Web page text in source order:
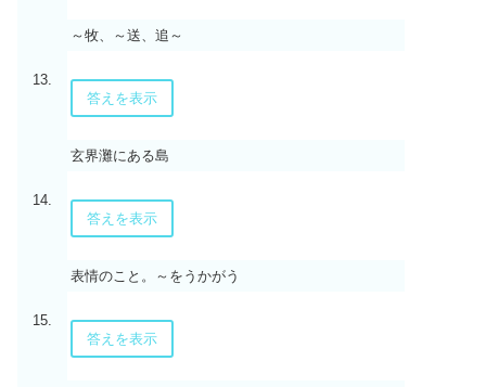
13.
～牧、～送、追～
答えを表示
14.
玄界灘にある島
答えを表示
15.
表情のこと。～をうかがう
答えを表示